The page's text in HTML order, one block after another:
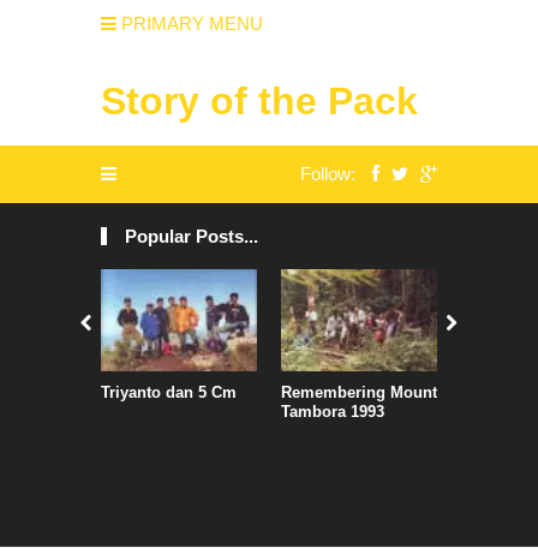
PRIMARY MENU
Story of the Pack
Follow:
Popular Posts...
Triyanto dan 5 Cm
Remembering Mount
Tambora 1993